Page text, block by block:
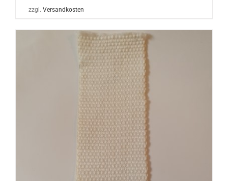
zzgl. Versandkosten